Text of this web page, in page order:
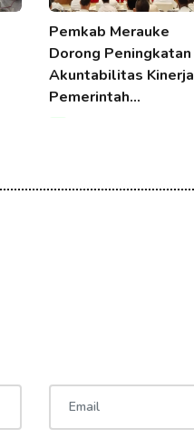
Pemkab Merauke
Dorong Peningkatan
Akuntabilitas Kinerja
Pemerintah…